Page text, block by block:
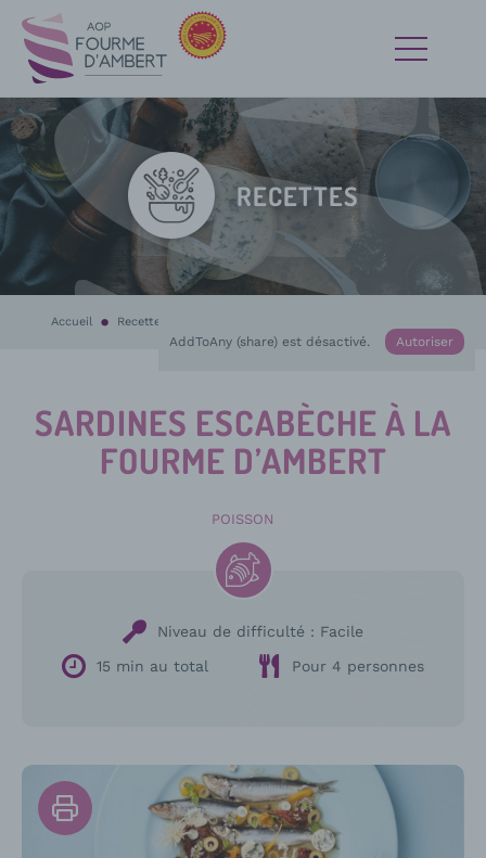
RECETTES
Accueil Recettes
AddToAny (share) est désactivé. Autoriser
SARDINES ESCABÈCHE À LA
FOURME D’AMBERT
POISSON
Niveau de difficulté : Facile
15 min au total
Pour 4 personnes
Imprimer